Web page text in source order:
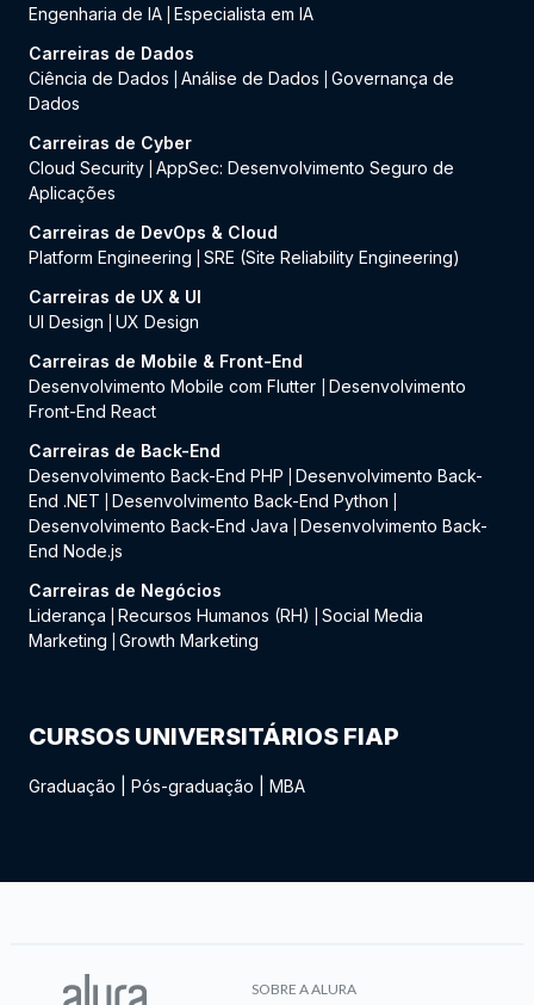
Engenharia de IA Especialista em IA
Carreiras de Dados
Ciência de Dados
Análise de Dados
Governança de
Dados
Carreiras de Cyber
Cloud Security AppSec: Desenvolvimento Seguro de
Aplicações
Carreiras de DevOps & Cloud
Platform Engineering
SRE (Site Reliability Engineering)
Carreiras de UX & UI
UI Design
UX Design
Carreiras de Mobile & Front-End
Desenvolvimento Mobile com Flutter
Desenvolvimento
Front-End React
Carreiras de Back-End
Desenvolvimento Back-End PHP
Desenvolvimento Back-
End .NET
Desenvolvimento Back-End Python
Desenvolvimento Back-End Java
Desenvolvimento Back-
End Node.js
Carreiras de Negócios
Liderança
Recursos Humanos (RH)
Social Media
Marketing
Growth Marketing
CURSOS UNIVERSITÁRIOS FIAP
Graduação Pós-graduação MBA
SOBRE A ALURA